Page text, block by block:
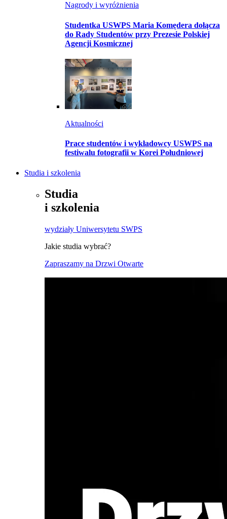
Nagrody i wyróżnienia
Studentka USWPS Maria Komędera dołącza
do Rady Studentów przy Prezesie Polskiej
Agencji Kosmicznej
Aktualności
Prace studentów i wykładowcy USWPS na
festiwalu fotografii w Korei Południowej
Studia i szkolenia
Studia
i szkolenia
wydziały Uniwersytetu SWPS
Jakie studia wybrać?
Zapraszamy na Drzwi Otwarte